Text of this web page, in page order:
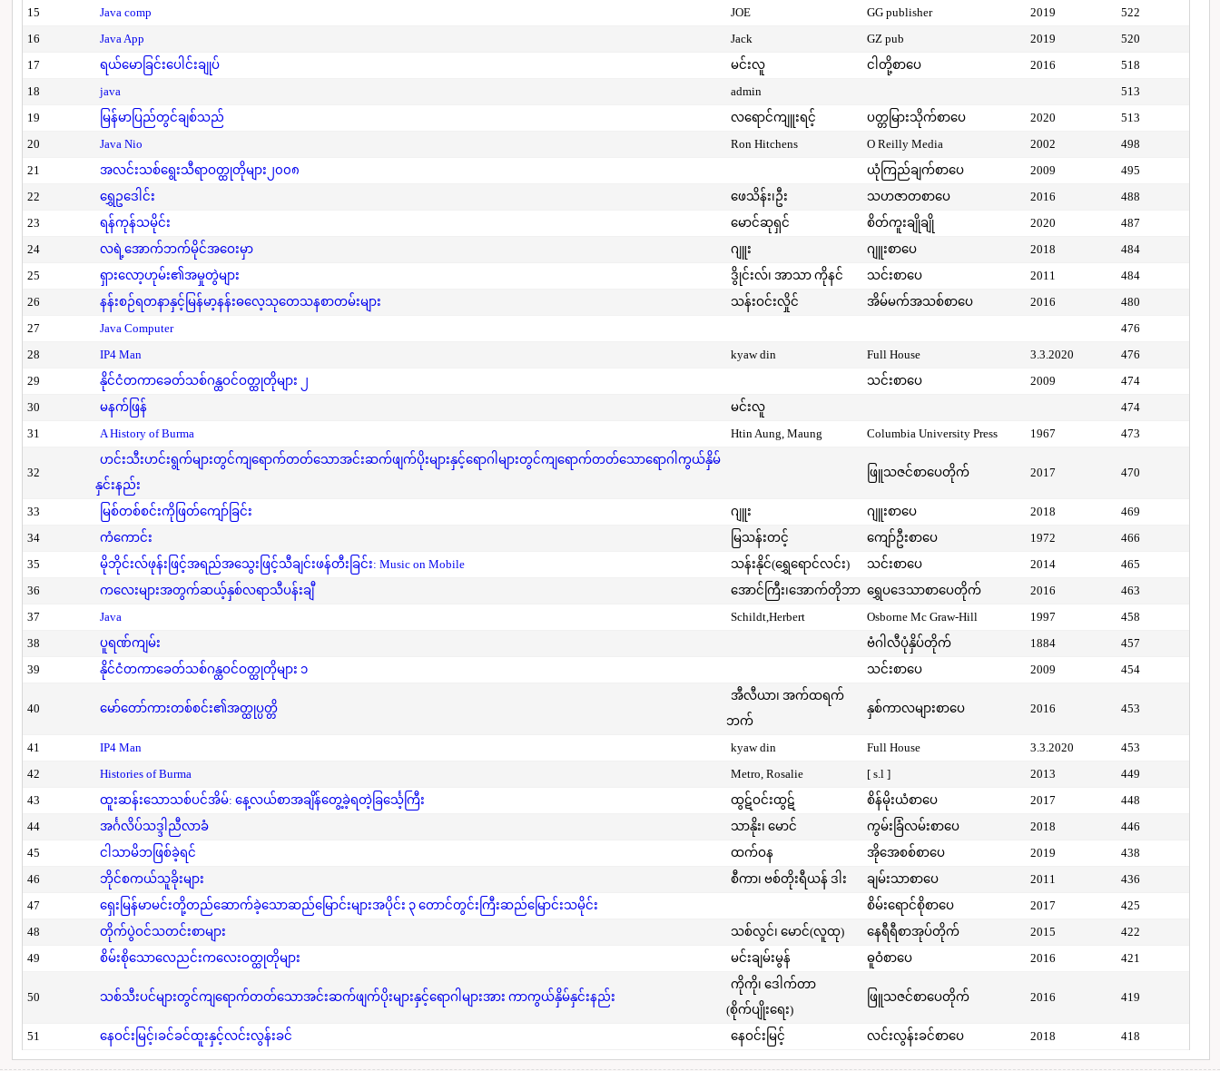
15
Java comp JOE GG publisher 2019
522
16
Java App Jack GZ pub 2019
520
17
ရယ်မောခြင်းပေါင်းချုပ် မင်းလူ ငါတို့စာပေ 2016
518
18
java admin
513
19
မြန်မာပြည်တွင်ချစ်သည် လရောင်ကျူးရင့် ပတ္တမြားသိုက်စာပေ 2020
513
20
Java Nio Ron Hitchens O Reilly Media 2002
498
21
အလင်းသစ်ရွေးသီရာဝတ္ထုတိုများ၂၀၀၈ ယုံကြည်ချက်စာပေ 2009
495
22
ရွှေဥဒေါင်း ဖေသိန်း၊ဦး သဟဇာတစာပေ 2016
488
23
ရန်ကုန်သမိုင်း မောင်ဆုရှင် စိတ်ကူးချိုချို 2020
487
24
လရဲ့အောက်ဘက်မိုင်အဝေးမှာ ဂျူး ဂျူးစာပေ 2018
484
25
ရှားလော့ဟုမ်း၏အမှုတွဲများ ဒွိုင်းလ်၊ အာသာ ကိုနင် သင်းစာပေ 2011
484
26
နန်းစဉ်ရတနာနှင့်မြန်မာ့နန်းဓလေ့သုတေသနစာတမ်းများ သန်းဝင်းလှိုင် အိမ်မက်အသစ်စာပေ 2016
480
27
Java Computer
476
28
IP4 Man kyaw din Full House 3.3.2020
476
29
နိုင်ငံတကာခေတ်သစ်ဂန္ထဝင်ဝတ္ထုတိုများ ၂ သင်းစာပေ 2009
474
30
မနက်ဖြန် မင်းလူ
474
31
A History of Burma Htin Aung, Maung Columbia University Press 1967 473
32
ဟင်းသီးဟင်းရွက်များတွင်ကျရောက်တတ်သောအင်းဆက်ဖျက်ပိုးများနှင့်ရောဂါများတွင်ကျရောက်တတ်သောရောဂါကွယ်နှိမ်
နှင်းနည်း
ဖြူသဇင်စာပေတိုက် 2017 470
33 မြစ်တစ်စင်းကိုဖြတ်ကျော်ခြင်း ဂျူး ဂျူးစာပေ 2018
469
34
ကံကောင်း မြသန်းတင့် ကျော်ဦးစာပေ 1972
466
35
မိုဘိုင်းလ်ဖုန်းဖြင့်အရည်အသွေးဖြင့်သီချင်းဖန်တီးခြင်း: Music on Mobile သန်းနိုင်(ရွှေရောင်လင်း) သင်းစာပေ 2014
465
36
ကလေးများအတွက်ဆယ့်နှစ်လရာသီပန်းချီ အောင်ကြီး၊အောက်တိုဘာ ရွှေပဒေသာစာပေတိုက် 2016
463
37
Java Schildt,Herbert Osborne Mc Graw-Hill 1997
458
38
ပူရဏ်ကျမ်း ဗံဂါလီပုံနှိပ်တိုက် 1884
457
39
နိုင်ငံတကာခေတ်သစ်ဂန္ထဝင်ဝတ္ထုတိုများ ၁ သင်းစာပေ 2009 454
40 မော်တော်ကားတစ်စင်း၏အတ္ထုပ္ပတ္တိ
အီလီယာ၊ အက်ထရက်
ဘက်
နှစ်ကာလများစာပေ 2016 453
41 IP4 Man kyaw din Full House 3.3.2020
453
42
Histories of Burma Metro, Rosalie [ s.l ] 2013
449
43
ထူးဆန်းသောသစ်ပင်အိမ်: နေ့လယ်စာအချိန်တွေ့ခဲ့ရတဲ့ခြင်္သေ့ကြီး ထွဋ်ဝင်းထွဋ် စိန်မိုးယံစာပေ 2017
448
44
အင်္ဂလိပ်သဒ္ဒါညီလာခံ သာနိုး၊ မောင် ကွမ်းခြံလမ်းစာပေ 2018
446
45
ငါသာမိဘဖြစ်ခဲ့ရင် ထက်ဝန အိုအေစစ်စာပေ 2019
438
46
ဘိုင်စကယ်သူခိုးများ စီကာ၊ ဗစ်တိုးရီယန် ဒါး ချမ်းသာစာပေ 2011
436
47
ရှေးမြန်မာမင်းတို့တည်ဆောက်ခဲ့သောဆည်မြောင်းများအပိုင်း ၃ တောင်တွင်းကြီးဆည်မြောင်းသမိုင်း စိမ်းရောင်စိုစာပေ 2017
425
48
တိုက်ပွဲဝင်သတင်းစာများ သစ်လွင်၊ မောင်(လူထု) နေရီရီစာအုပ်တိုက် 2015
422
49
စိမ်းစိုသောလေညင်းကလေးဝတ္ထုတိုများ မင်းချမ်းမွန် ဓူဝံစာပေ 2016 421
50 သစ်သီးပင်များတွင်ကျရောက်တတ်သောအင်းဆက်ဖျက်ပိုးများနှင့်ရောဂါများအား ကာကွယ်နှိမ်နှင်းနည်း
ကိုကို၊ ဒေါက်တာ
(စိုက်ပျိုးရေး)
ဖြူသဇင်စာပေတိုက် 2016 419
51 နေဝင်းမြင့်၊ခင်ခင်ထူးနှင့်လင်းလွန်းခင် နေဝင်းမြင့် လင်းလွန်းခင်စာပေ 2018 418